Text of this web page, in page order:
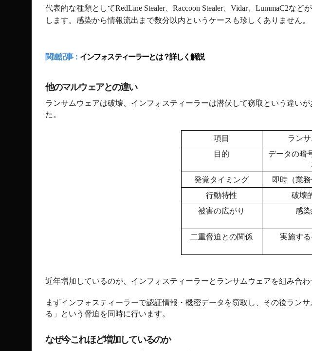
代表的な種類としてRedLine Stealer、 Raccoon Stealer、 Vidar、 LummaC2など
します。感染から情報流出まで数分以内というケースも珍しくありません。
関連記事： インフォスティーラーとは？詳しく解説
他のマルウェアとの違い
ランサムウェアは破壊、インフォスティーラーは潜伏して窃取という違い
た。
項目 ラン
目的
データの暗
発覚タイミング
即時（業務
行動特性
破壊
被害の広がり
感
二重脅迫との関係
実施す
近年増加しているのが、インフォスティーラーとランサムウェアを組み合わ
まずインフォスティーラーで認証情報・機密データを窃取し、その後ラン
る」という脅迫を同時に行います。
なぜ今これほど増加しているのか